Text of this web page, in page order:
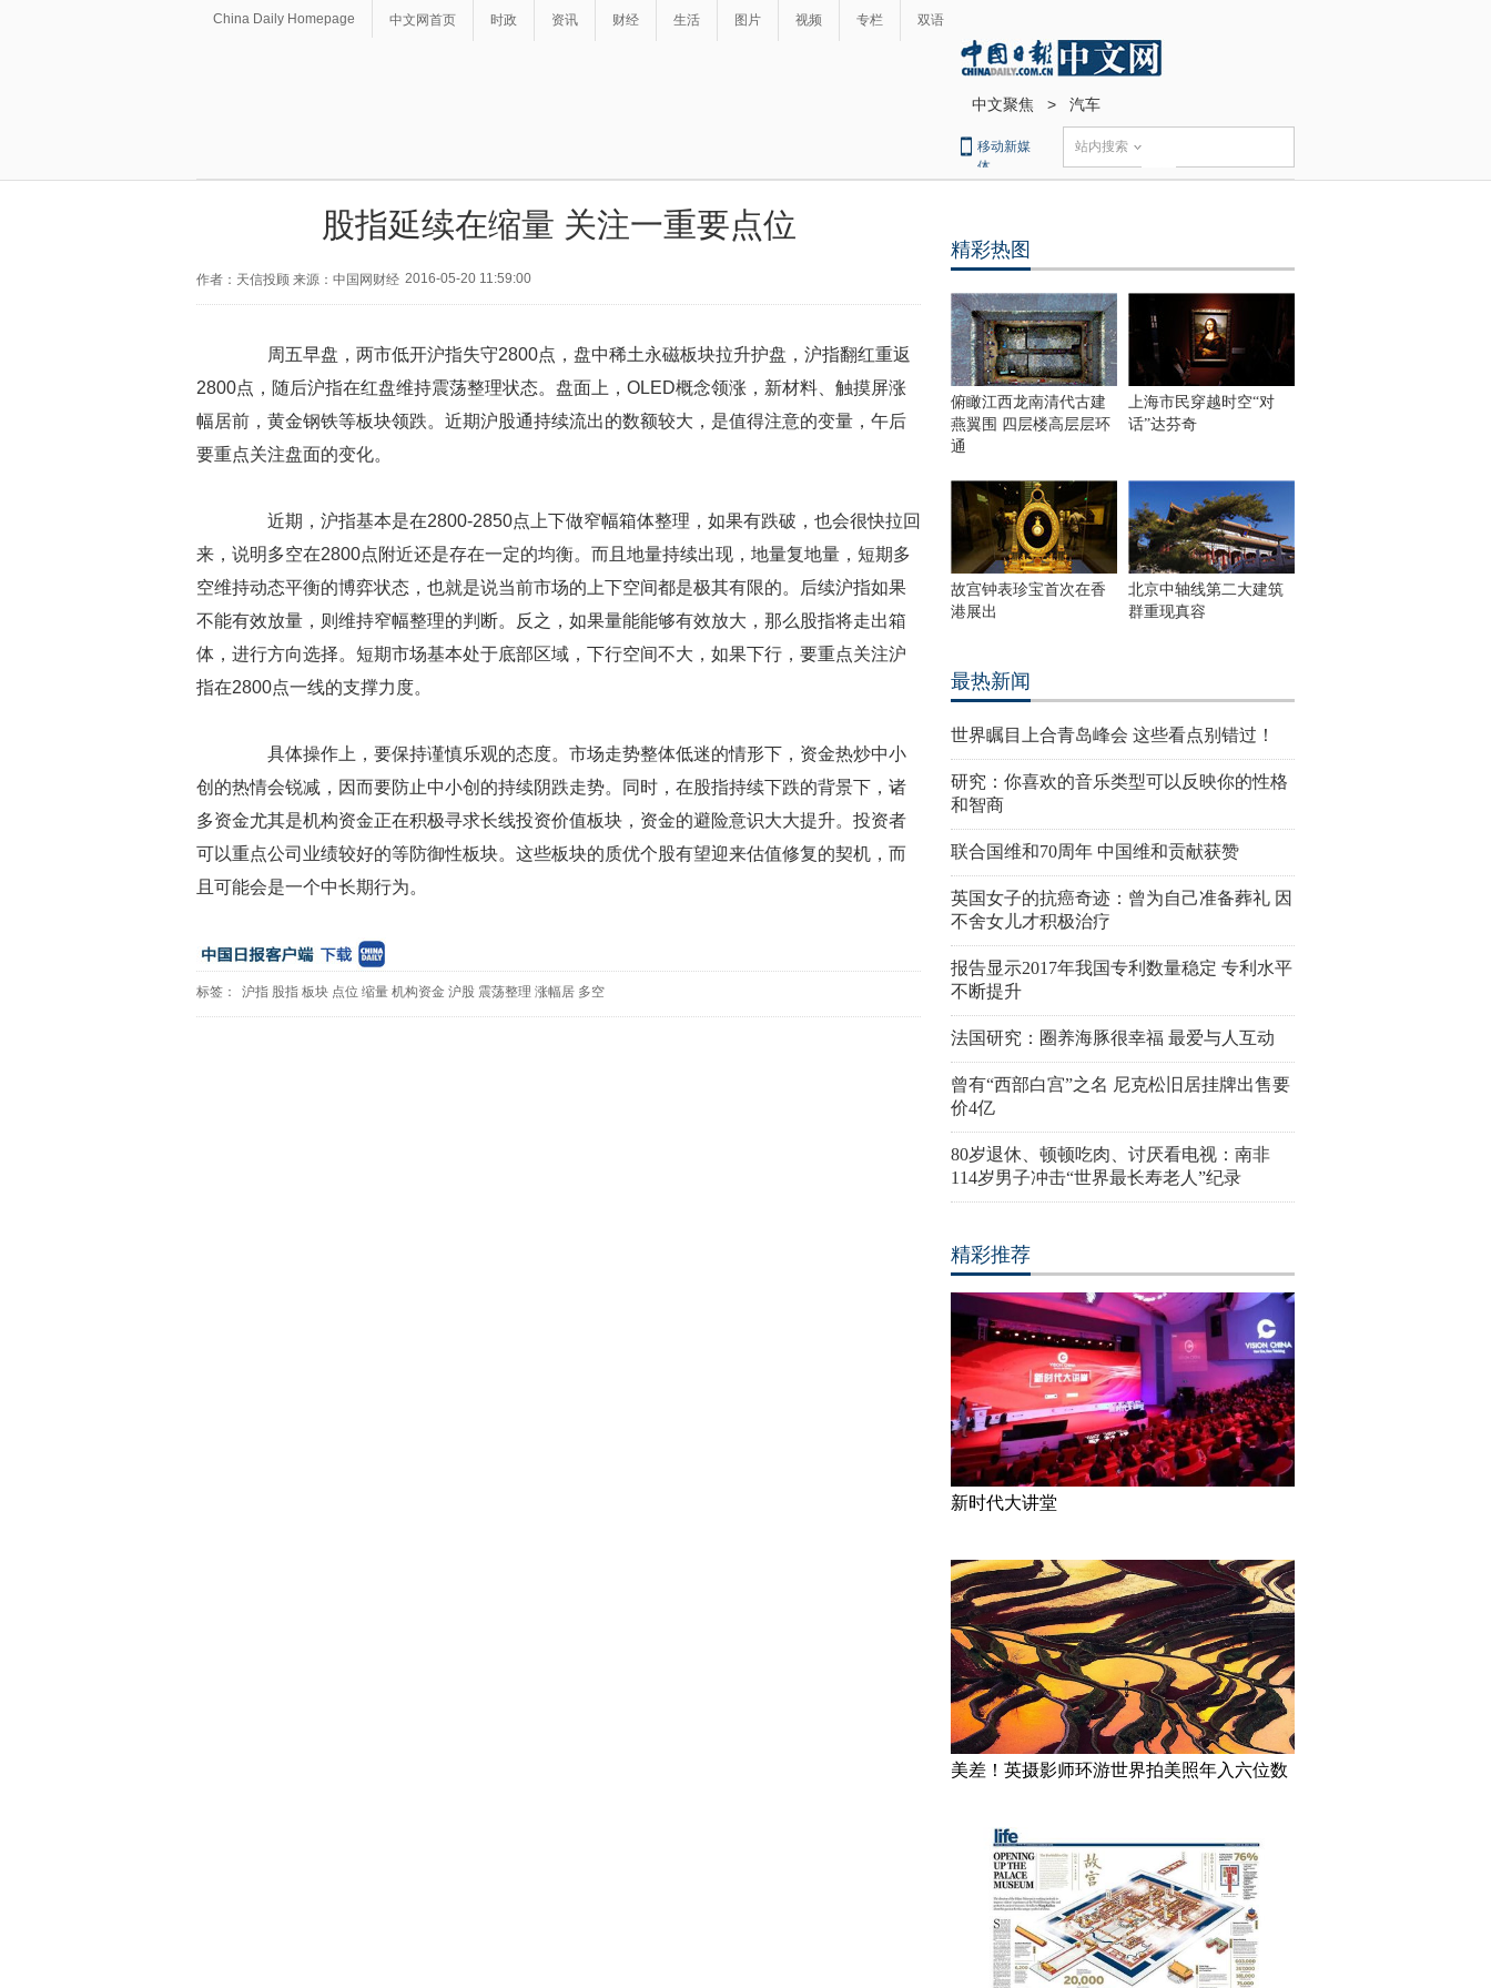
China Daily Homepage 中文网首页 时政 资讯 财经 生活 图片 视频 专栏 双语
中文聚焦 > 汽车
移动新媒
体
站内搜索
股指延续在缩量 关注一重要点位
作者：天信投顾 来源：中国网财经 2016-05-20 11:59:00
周五早盘，两市低开沪指失守2800点，盘中稀土永磁板块拉升护盘，沪指翻红重返
2800点，随后沪指在红盘维持震荡整理状态。盘面上，OLED概念领涨，新材料、触摸屏涨
幅居前，黄金钢铁等板块领跌。近期沪股通持续流出的数额较大，是值得注意的变量，午后
要重点关注盘面的变化。
近期，沪指基本是在2800-2850点上下做窄幅箱体整理，如果有跌破，也会很快拉回
来，说明多空在2800点附近还是存在一定的均衡。而且地量持续出现，地量复地量，短期多
空维持动态平衡的博弈状态，也就是说当前市场的上下空间都是极其有限的。后续沪指如果
不能有效放量，则维持窄幅整理的判断。反之，如果量能能够有效放大，那么股指将走出箱
体，进行方向选择。短期市场基本处于底部区域，下行空间不大，如果下行，要重点关注沪
指在2800点一线的支撑力度。
具体操作上，要保持谨慎乐观的态度。市场走势整体低迷的情形下，资金热炒中小
创的热情会锐减，因而要防止中小创的持续阴跌走势。同时，在股指持续下跌的背景下，诸
多资金尤其是机构资金正在积极寻求长线投资价值板块，资金的避险意识大大提升。投资者
可以重点公司业绩较好的等防御性板块。这些板块的质优个股有望迎来估值修复的契机，而
且可能会是一个中长期行为。
标签： 沪指 股指 板块 点位 缩量 机构资金 沪股 震荡整理 涨幅居 多空
精彩热图
俯瞰江西龙南清代古建
燕翼围 四层楼高层层环
通
上海市民穿越时空“对
话”达芬奇
故宫钟表珍宝首次在香
港展出
北京中轴线第二大建筑
群重现真容
最热新闻
世界瞩目上合青岛峰会 这些看点别错过！
研究：你喜欢的音乐类型可以反映你的性格
和智商
联合国维和70周年 中国维和贡献获赞
英国女子的抗癌奇迹：曾为自己准备葬礼 因
不舍女儿才积极治疗
报告显示2017年我国专利数量稳定 专利水平
不断提升
法国研究：圈养海豚很幸福 最爱与人互动
曾有“西部白宫”之名 尼克松旧居挂牌出售要
价4亿
80岁退休、顿顿吃肉、讨厌看电视：南非
114岁男子冲击“世界最长寿老人”纪录
精彩推荐
新时代大讲堂
美差！英摄影师环游世界拍美照年入六位数